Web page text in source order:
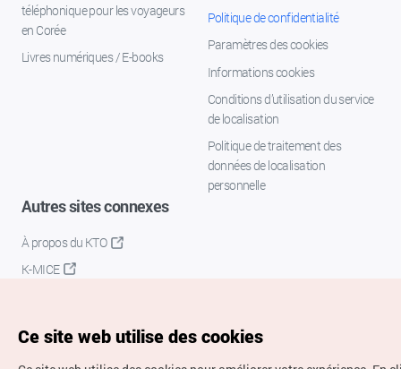
téléphonique pour les voyageurs
en Corée
Livres numériques / E-books
Politique de confidentialité
Paramètres des cookies
Informations cookies
Conditions d’utilisation du service
de localisation
Politique de traitement des
données de localisation
personnelle
Autres sites connexes
À propos du KTO
K-MICE
Ce site web utilise des cookies